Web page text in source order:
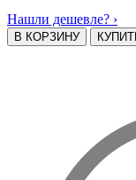
Нашли дешевле? ›
В КОРЗИНУ